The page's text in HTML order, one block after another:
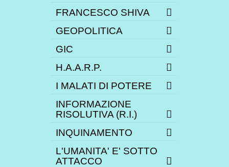
FRANCESCO SHIVA
GEOPOLITICA
GIC
H.A.A.R.P.
I MALATI DI POTERE
INFORMAZIONE
RISOLUTIVA (R.I.)
INQUINAMENTO
L'UMANITA' E' SOTTO
ATTACCO